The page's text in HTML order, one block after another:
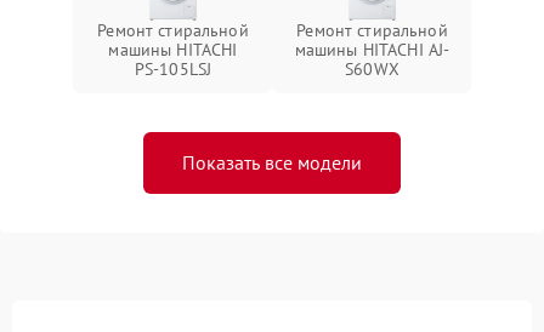
Ремонт стиральной
машины HITACHI
PS-105LSJ
Ремонт стиральной
машины HITACHI AJ-
S60WX
Показать все модели